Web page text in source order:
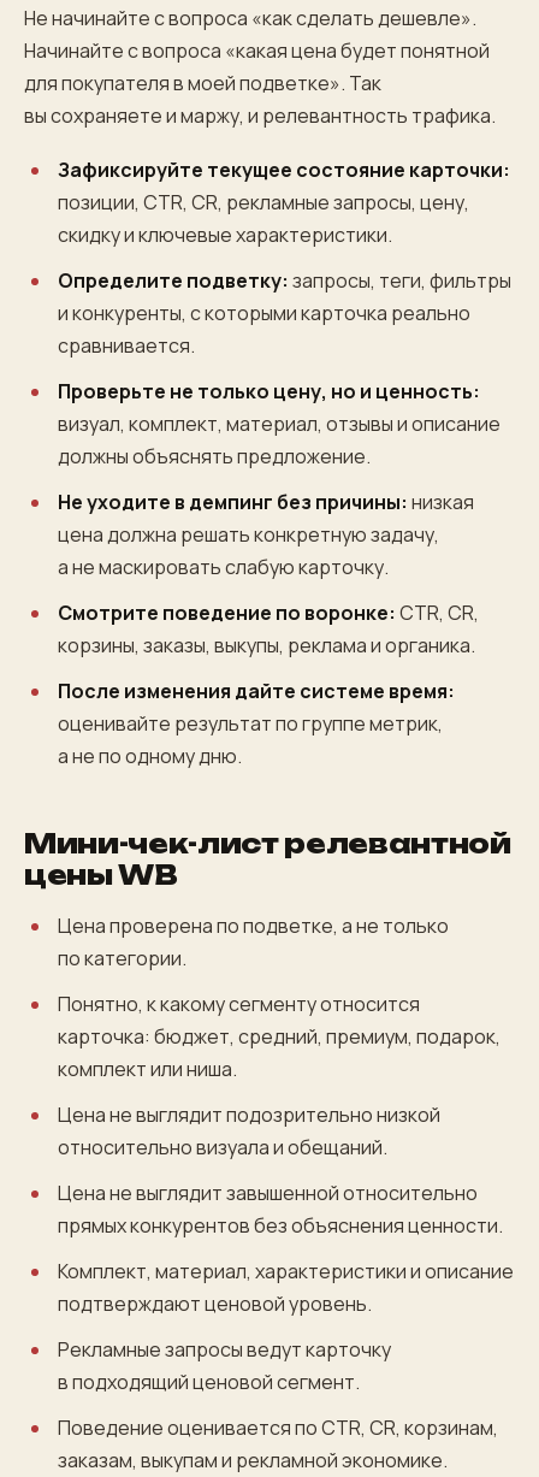
Не начинайте с вопроса «как сделать дешевле».
Начинайте с вопроса «какая цена будет понятной
для покупателя в моей подветке». Так
вы сохраняете и маржу, и релевантность трафика.
Зафиксируйте текущее состояние карточки:
позиции, CTR, CR, рекламные запросы, цену,
скидку и ключевые характеристики.
Определите подветку: запросы, теги, фильтры
и конкуренты, с которыми карточка реально
сравнивается.
Проверьте не только цену, но и ценность:
визуал, комплект, материал, отзывы и описание
должны объяснять предложение.
Не уходите в демпинг без причины: низкая
цена должна решать конкретную задачу,
а не маскировать слабую карточку.
Смотрите поведение по воронке: CTR, CR,
корзины, заказы, выкупы, реклама и органика.
После изменения дайте системе время:
оценивайте результат по группе метрик,
а не по одному дню.
Мини-чек-лист релевантной
цены WB
Цена проверена по подветке, а не только
по категории.
Понятно, к какому сегменту относится
карточка: бюджет, средний, премиум, подарок,
комплект или ниша.
Цена не выглядит подозрительно низкой
относительно визуала и обещаний.
Цена не выглядит завышенной относительно
прямых конкурентов без объяснения ценности.
Комплект, материал, характеристики и описание
подтверждают ценовой уровень.
Рекламные запросы ведут карточку
в подходящий ценовой сегмент.
Поведение оценивается по CTR, CR, корзинам,
заказам, выкупам и рекламной экономике.